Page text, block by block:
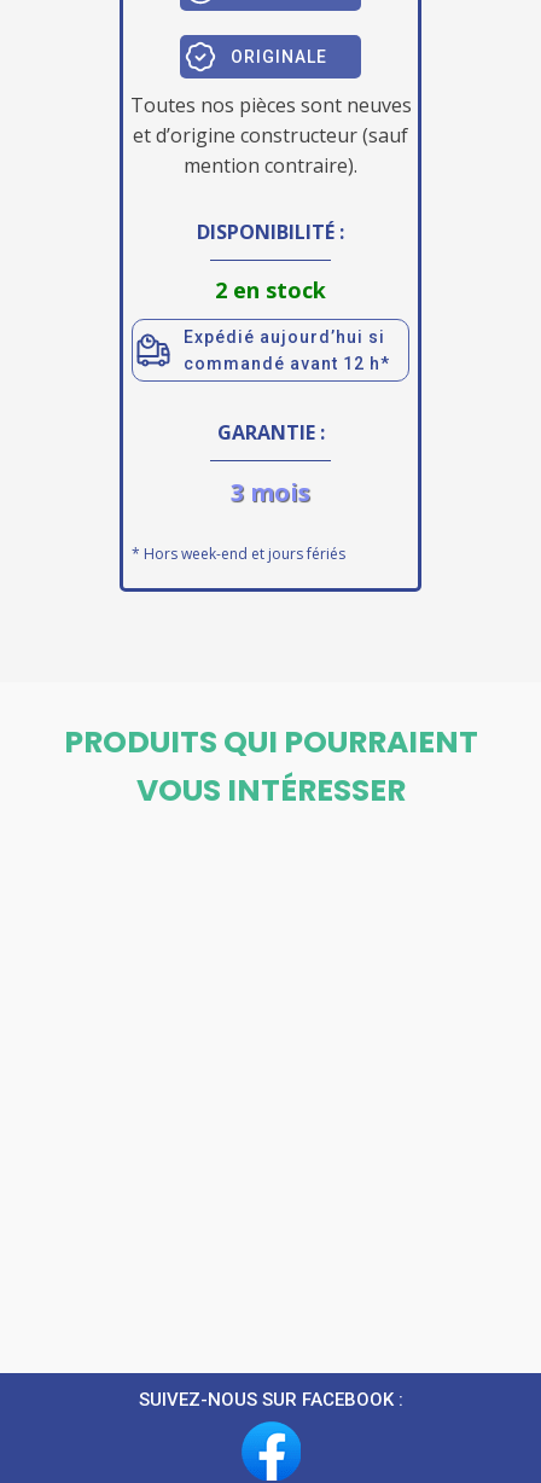
ORIGINALE
Toutes nos pièces sont neuves
et d’origine constructeur (sauf
mention contraire).
DISPONIBILITÉ :
2 en stock
Expédié aujourd’hui si
commandé avant 12 h*
GARANTIE :
3 mois
* Hors week-end et jours fériés
PRODUITS QUI POURRAIENT
VOUS INTÉRESSER
SUIVEZ-NOUS SUR FACEBOOK :